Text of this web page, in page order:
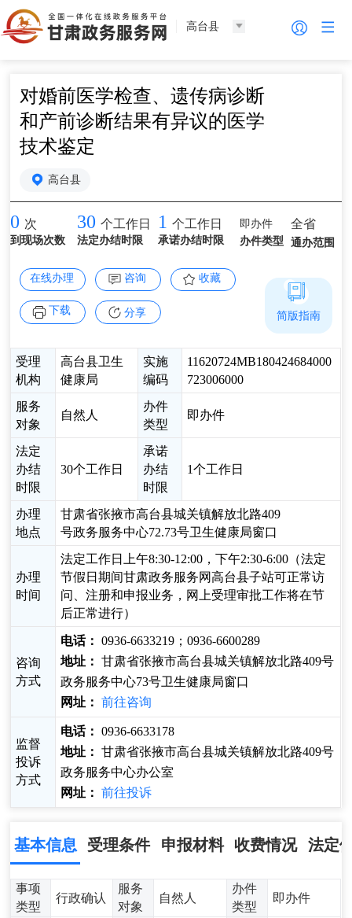
高台县
对婚前医学检查、遗传病诊断
和产前诊断结果有异议的医学
技术鉴定
高台县
0 次
到现场次数
30 个工作日
法定办结时限
1 个工作日
承诺办结时限
即办件
办件类型
全省
通办范围
在线办理 咨询 收藏
下载 分享
受理
机构
高台县卫生
健康局
实施
编码
11620724MB180424684000
723006000
服务
对象
自然人
办件
类型
即办件
法定
办结
时限
30个工作日
承诺
办结
时限
1个工作日
办理
地点
甘肃省张掖市高台县城关镇解放北路409
号政务服务中心72.73号卫生健康局窗口
办理
时间
法定工作日上午8:30-12:00，下午2:30-6:00（法定
节假日期间甘肃政务服务网高台县子站可正常访
问、注册和申报业务，网上受理审批工作将在节
后正常进行）
咨询
方式
电话： 0936-6633219；0936-6600289
地址： 甘肃省张掖市高台县城关镇解放北路409号
政务服务中心73号卫生健康局窗口
网址： 前往咨询
监督
投诉
方式
电话： 0936-6633178
地址： 甘肃省张掖市高台县城关镇解放北路409号
政务服务中心办公室
网址： 前往投诉
简版指南
基本信息 受理条件 申报材料 收费情况 法定
事项
类型
行政确认
服务
对象
自然人
办件
类型
即办件